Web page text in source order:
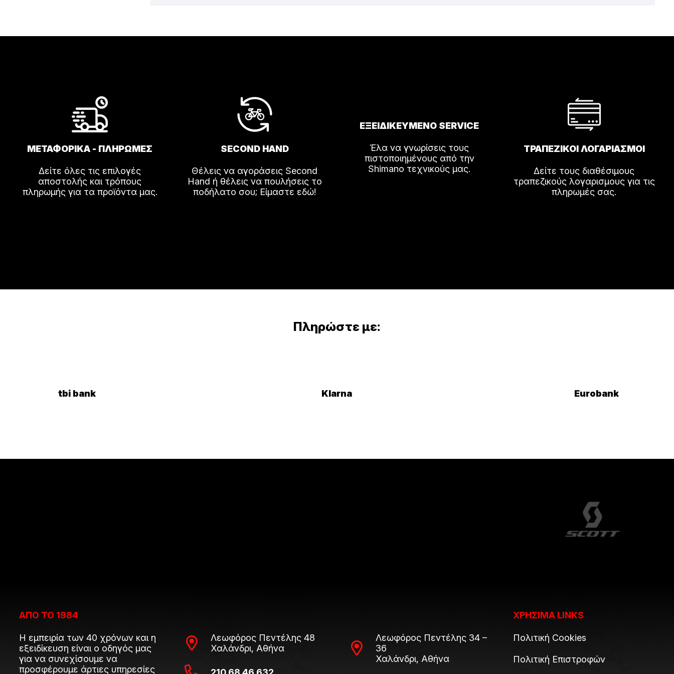
ΜΕΤΑΦΟΡΙΚΑ - ΠΛΗΡΩΜΕΣ
Δείτε όλες τις επιλογές
αποστολής και τρόπους
πληρωμής για τα προϊόντα μας.
SECOND HAND
Θέλεις να αγοράσεις Second
Hand ή θέλεις να πουλήσεις το
ποδήλατο σου; Είμαστε εδώ!
ΕΞΕΙΔΙΚΕΥΜΕΝΟ SERVICE
Έλα να γνωρίσεις τους
πιστοποιημένους από την
Shimano τεχνικούς μας.
ΤΡΑΠΕΖΙΚΟΙ ΛΟΓΑΡΙΑΣΜΟΙ
Δείτε τους διαθέσιμους
τραπεζικούς λογαρισμους για τις
πληρωμές σας.
Πληρώστε με:
tbi bank Klarna Eurobank
ΑΠΟ ΤΟ 1984 ΧΡΗΣΙΜΑ LINKS
Η εμπειρία των 40 χρόνων και η
εξειδίκευση είναι ο οδηγός μας
για να συνεχίσουμε να
προσφέρουμε άρτιες υπηρεσίες
Λεωφόρος Πεντέλης 48
Χαλάνδρι, Αθήνα
Λεωφόρος Πεντέλης 34 –
36
Χαλάνδρι, Αθήνα
Πολιτική Cookies
Πολιτική Επιστροφών